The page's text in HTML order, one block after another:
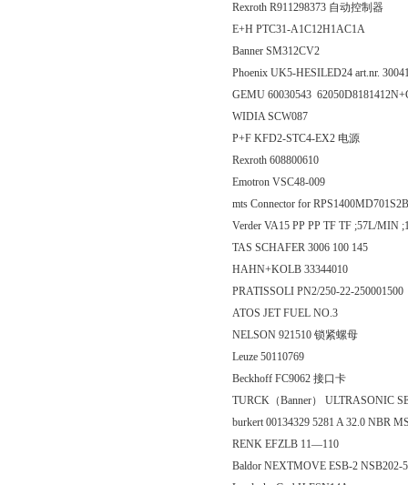
Rexroth R911298373 自动控制器
E+H PTC31-A1C12H1AC1A
Banner SM312CV2
Phoenix UK5-HESILED24 art.nr.
GEMU 60030543
WIDIA SCW087
P+F KFD2-STC4-EX2 电源
Rexroth 608800610
Emotron VSC48-009
mts Connector for
Verder VA15 PP PP TF TF ;57L/MIN
TAS SCHAFER 3006 100 145
HAHN+KOLB 33344010
PRATISSOLI PN2/250-22-250001500
ATOS JET FUEL NO.3
NELSON 921510 锁紧螺母
Leuze 50110769
Beckhoff FC9062 接口卡
TURCK（Banner） ULTRASONIC
burkert 00134329 5281 A 32.0 NBR
RENK EFZLB 11—110
Baldor NEXTMOVE ESB-2 NSB202-